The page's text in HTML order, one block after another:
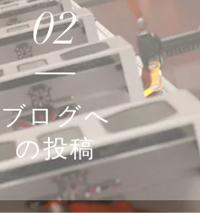
02
ブログへ
の投稿